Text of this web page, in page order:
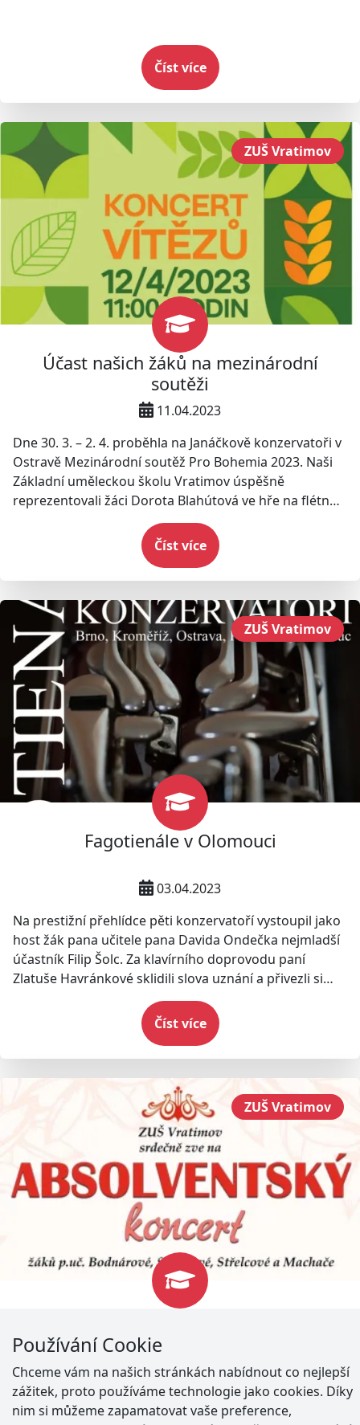
Číst více
Účast našich žáků na mezinárodní
soutěži
11.04.2023
Dne 30. 3. – 2. 4. proběhla na Janáčkově konzervatoři v
Ostravě Mezinárodní soutěž Pro Bohemia 2023. Naši
Základní uměleckou školu Vratimov úspěšně
reprezentovali žáci Dorota Blahútová ve hře na flétnu
a Matěj Chovančík ve hře na hoboj.
Číst více
ZUŠ Vratimov
Fagotienále v Olomouci
03.04.2023
Na prestižní přehlídce pěti konzervatoří vystoupil jako
host žák pana učitele pana Davida Ondečka nejmladší
účastník Filip Šolc. Za klavírního doprovodu paní
Zlatuše Havránkové sklidili slova uznání a přivezli si
Číst více
ZUŠ Vratimov
28.03.2023
I v letošním školním roce proběhne série
absolventských koncertů, na které vás srdečně zveme
ZUŠ Vratimov
Používání Cookie
Chceme vám na našich stránkách nabídnout co nejlepší
zážitek, proto používáme technologie jako cookies. Díky
nim si můžeme zapamatovat vaše preference,